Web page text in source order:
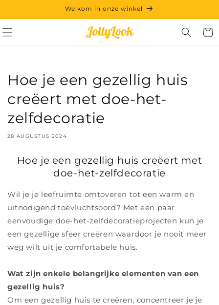
content
Welkom in onze winkel
Hoe je een gezellig huis
creëert met doe-het-
zelfdecoratie
28 AUGUSTUS 2024
Hoe je een gezellig huis creëert met
doe-het-zelfdecoratie
Wil je je leefruimte omtoveren tot een warm en
uitnodigend toevluchtsoord? Met een paar
eenvoudige doe-het-zelfdecoratieprojecten kun je
een gezellige sfeer creëren waardoor je nooit meer
weg wilt uit je comfortabele huis.
Wat zijn enkele belangrijke elementen van een
gezellig huis?
Om een ​​gezellig huis te creëren, concentreer je je